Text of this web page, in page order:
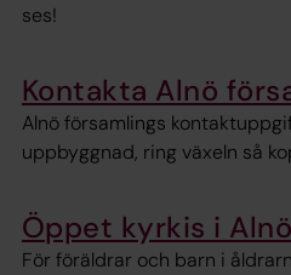
ses!
Kontakta Alnö
Alnö församlings
uppbyggnad, ring växeln så
Öppet kyrkis i Alnö
För föräldrar och barn i